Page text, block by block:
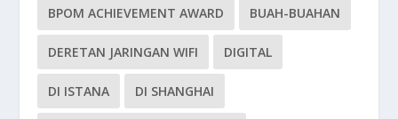
BPOM ACHIEVEMENT AWARD BUAH-BUAHAN
DERETAN JARINGAN WIFI DIGITAL
DI ISTANA DI SHANGHAI